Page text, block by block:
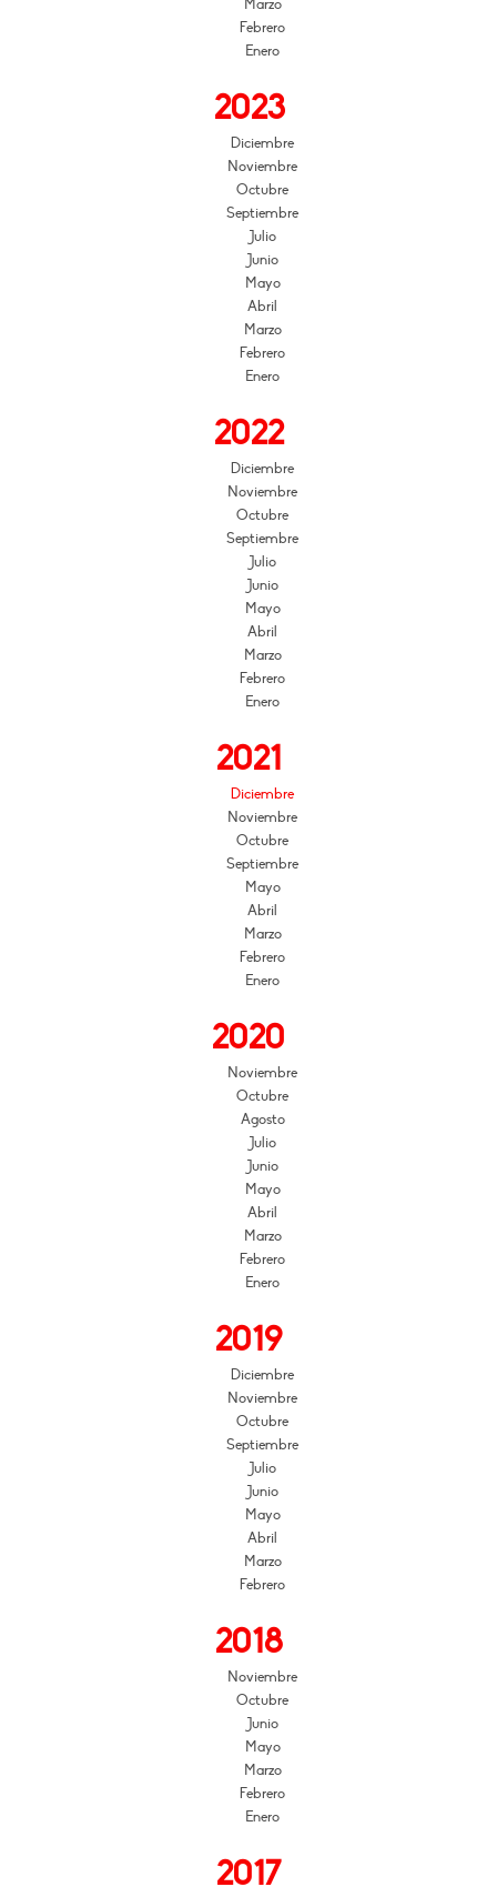
Marzo
Febrero
Enero
2023
Diciembre
Noviembre
Octubre
Septiembre
Julio
Junio
Mayo
Abril
Marzo
Febrero
Enero
2022
Diciembre
Noviembre
Octubre
Septiembre
Julio
Junio
Mayo
Abril
Marzo
Febrero
Enero
2021
Diciembre
Noviembre
Octubre
Septiembre
Mayo
Abril
Marzo
Febrero
Enero
2020
Noviembre
Octubre
Agosto
Julio
Junio
Mayo
Abril
Marzo
Febrero
Enero
2019
Diciembre
Noviembre
Octubre
Septiembre
Julio
Junio
Mayo
Abril
Marzo
Febrero
2018
Noviembre
Octubre
Junio
Mayo
Marzo
Febrero
Enero
2017